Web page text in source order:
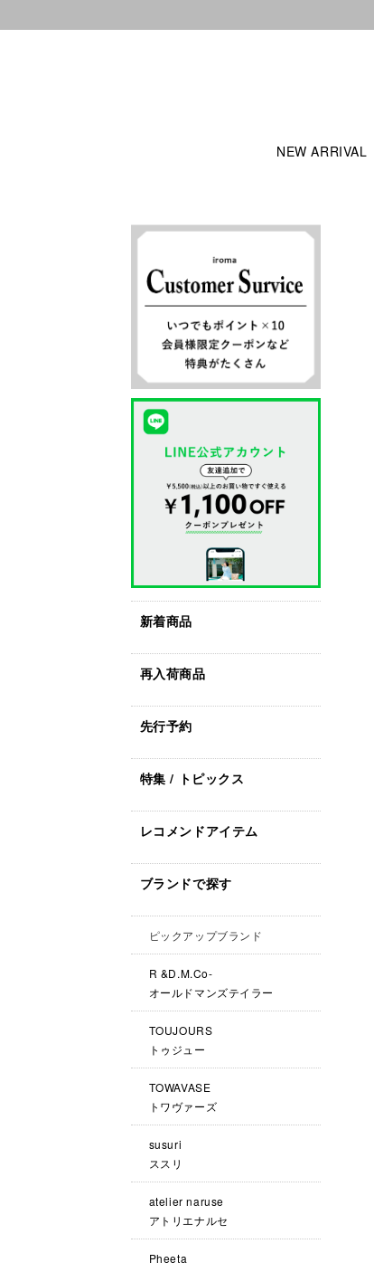
NEW ARRIVAL
新着商品
再入荷商品
先行予約
特集 / トピックス
レコメンドアイテム
ブランドで探す
ピックアップブランド
R &D.M.Co-
オールドマンズテイラー
TOUJOURS
トゥジュー
TOWAVASE
トワヴァーズ
susuri
ススリ
atelier naruse
アトリエナルセ
Pheeta